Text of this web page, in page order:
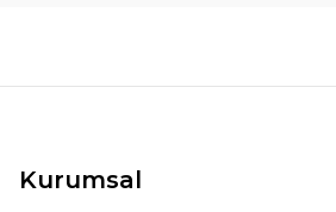
Kurumsal